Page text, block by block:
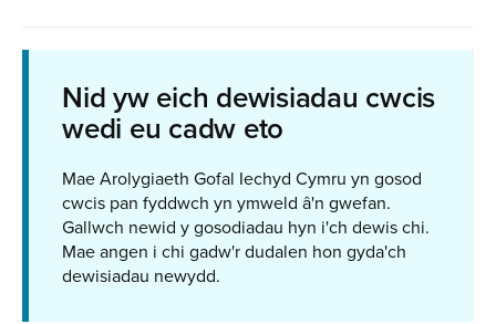
Nid yw eich dewisiadau cwcis
wedi eu cadw eto
Mae Arolygiaeth Gofal Iechyd Cymru yn gosod
cwcis pan fyddwch yn ymweld â'n gwefan.
Gallwch newid y gosodiadau hyn i'ch dewis chi.
Mae angen i chi gadw'r dudalen hon gyda'ch
dewisiadau newydd.